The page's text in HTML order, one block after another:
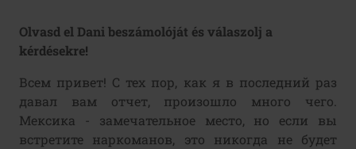
Olvasd el Dani beszámolóját és válaszolj a
kérdésekre!
Всем привет! С тех пор, как я в последний раз
давал вам отчет, произошло много чего.
Мексика - замечательное место, но если вы
встретите наркоманов, это никогда не будет